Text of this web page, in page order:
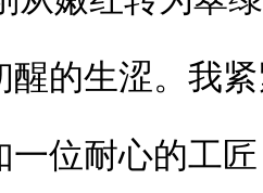
醒的生涩。我
一位耐心的工